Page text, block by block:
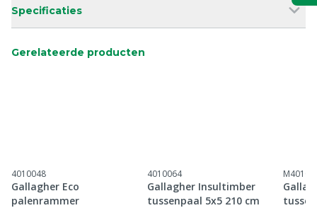
Specificaties
Gerelateerde producten
4010048
Gallagher Eco
palenrammer
4010064
Gallagher Insultimber
tussenpaal 5x5 210 cm